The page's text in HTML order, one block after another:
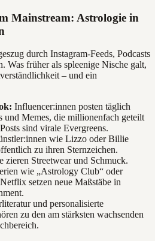
Mainstream: Astrologie in
durch Instagram-Feeds, Podcasts
Was früher als spleenige Nische galt,
– und ein
Influencer:innen posten täglich
und Memes, die millionenfach geteilt
sind virale Evergreens.
wie Lizzo oder Billie
zu ihren Sternzeichen.
zieren Streetwear und Schmuck.
wie „Astrology Club“ oder
setzen neue Maßstäbe in
und personalisierte
zu den am stärksten wachsenden